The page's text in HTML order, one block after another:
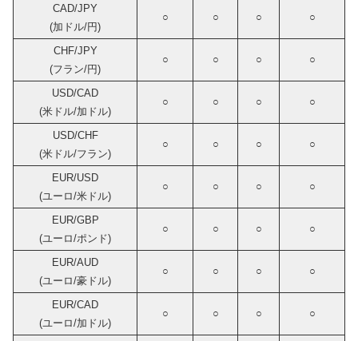
CAD/JPY
(加ドル/円)
○ ○ ○ ○
CHF/JPY
(フラン/円)
○ ○ ○ ○
USD/CAD
(米ドル/加ドル)
○ ○ ○ ○
USD/CHF
(米ドル/フラン)
○ ○ ○ ○
EUR/USD
(ユーロ/米ドル)
○ ○ ○ ○
EUR/GBP
(ユーロ/ポンド)
○ ○ ○ ○
EUR/AUD
(ユーロ/豪ドル)
○ ○ ○ ○
EUR/CAD
(ユーロ/加ドル)
○ ○ ○ ○